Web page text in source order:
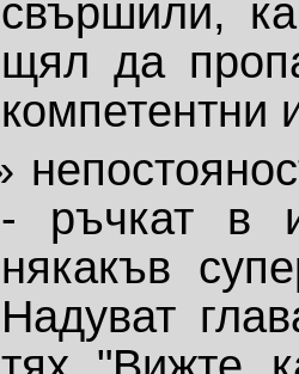
свършили,
щял да
компетентни
- ръчкат в
някакъв
Надуват